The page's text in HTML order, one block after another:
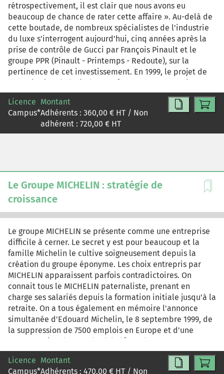
rétrospectivement, il est clair que nous avons eu
beaucoup de chance de rater cette affaire ». Au-delà de
cette boutade, de nombreux spécialistes de l'industrie
du luxe s'interrogent aujourd'hui, cinq années après la
prise de contrôle de Gucci par François Pinault et le
groupe PPR (Pinault - Printemps - Redoute), sur la
pertinence de cet investissement. En 1999, le projet de
François Pinault était de transformer une entreprise
familiale italienne, fondée en 1923 à Florence par Guccio
Gucci et spécialisée dans la maroquinerie, en géant
mondial du luxe. Aujourd'hui, Gucci est à la croisée des
chemins, avec des marques prestigieuses, une forte
une incertitude sur la création après le départ de Tom
Ford. Cette étude de cas se propose d'analyser la
construction à « marche forcée » d'un généraliste du
luxe, de réaliser un diagnostic de ses atouts et
déficiences et de poser un certain nombre de questions
sur la pertinence de la stratégie de croissance qui a été
mise en œuvre.
Licence
Campus*
Montant
Adhérents : 360,00 € HT / Non
adhérent : 720,00 € HT
Le Groupe MICHELIN : stratégie de
croissance
Le groupe MICHELIN se présente comme une entreprise
difficile à cerner. Le secret y est pour beaucoup et la
famille Michelin le cultive soigneusement depuis la
création du groupe éponyme. Les choix entrepris par
MICHELIN apparaissent parfois contradictoires. On
connait tous le MICHELIN paternaliste, prenant en
charge ses salariés depuis la formation initiale jusqu'à la
retraite. On a tous également en mémoire l'annonce
simultanée d'Edouard Michelin, le 8 septembre 1999, de
la suppression de 7500 emplois en Europe et d'une
augmentation de 20% des bénéfices du groupe. Le
groupe MICHELIN, que l'on associe volontiers à Clermont
Ferrand, est un géant de l'industrie mondiale.
Licence
Campus*
Montant
Adhérents : 470,00 € HT / Non